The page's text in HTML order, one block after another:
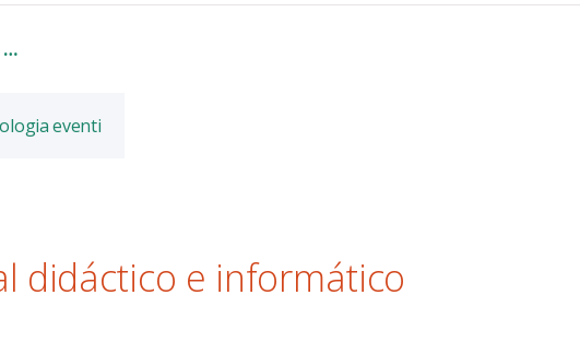
Ayudas para la adquisión de libros y material didáctico e informático para alumnos/as 2026/2027.
eventi
didáctico e informático